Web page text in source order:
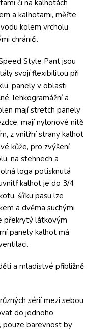
či na kalhotách
a kalhotami, měřte
kolem vrcholu
chrániči.
Style Pant jsou
svojí flexibilitou při
panely v oblasti
lehkogramážní a
mají stretch panely
mají nylonové nitě
z vnitřní strany kalhot
kůže, pro zvýšení
na stehnech a
loga potisknutá
kalhot je do 3/4
šířku pasu lze
a dvěma suchými
překrytý látkovým
panely kalhot má
a mladistvé přibližně
sérií mezi sebou
do jednoho
barevnost by